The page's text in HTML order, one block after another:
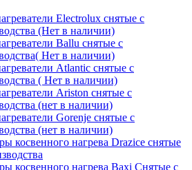
Electrolux снятые с
(Нет в наличии)
Ballu снятые с
Нет в наличии)
Atlantic снятые с
( Нет в наличии)
Ariston снятые с
(нет в наличии)
Gorenje снятые с
(нет в наличии)
косвенного нагрева Drazice снятые
косвенного нагрева Baxi Снятые с